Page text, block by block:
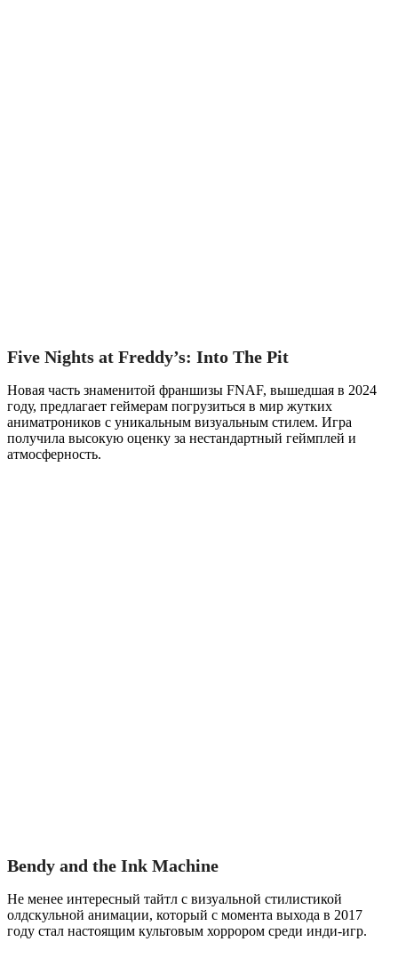
Five Nights at Freddy’s: Into The Pit
Новая часть знаменитой франшизы FNAF, вышедшая в 2024
году, предлагает геймерам погрузиться в мир жутких
аниматроников с уникальным визуальным стилем. Игра
получила высокую оценку за нестандартный геймплей и
атмосферность.
Bendy and the Ink Machine
Не менее интересный тайтл с визуальной стилистикой
олдскульной анимации, который с момента выхода в 2017
году стал настоящим культовым хоррором среди инди-игр.